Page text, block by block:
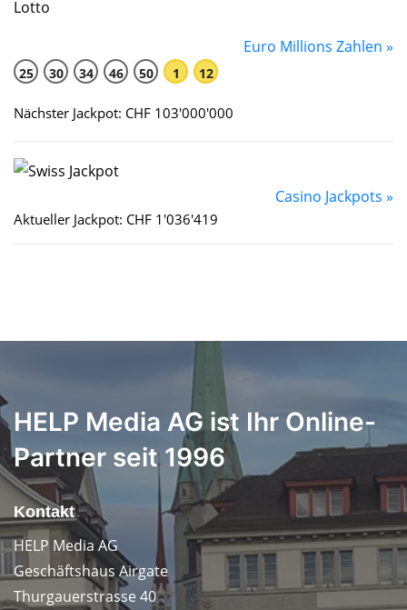
Euro Millions Zahlen »
25 30 34 46 50 1 12
Nächster Jackpot: CHF 103'000'000
Casino Jackpots »
Aktueller Jackpot: CHF 1'036'419
HELP Media AG ist Ihr Online-
Partner seit 1996
Kontakt
HELP Media AG
Geschäftshaus Airgate
Thurgauerstrasse 40